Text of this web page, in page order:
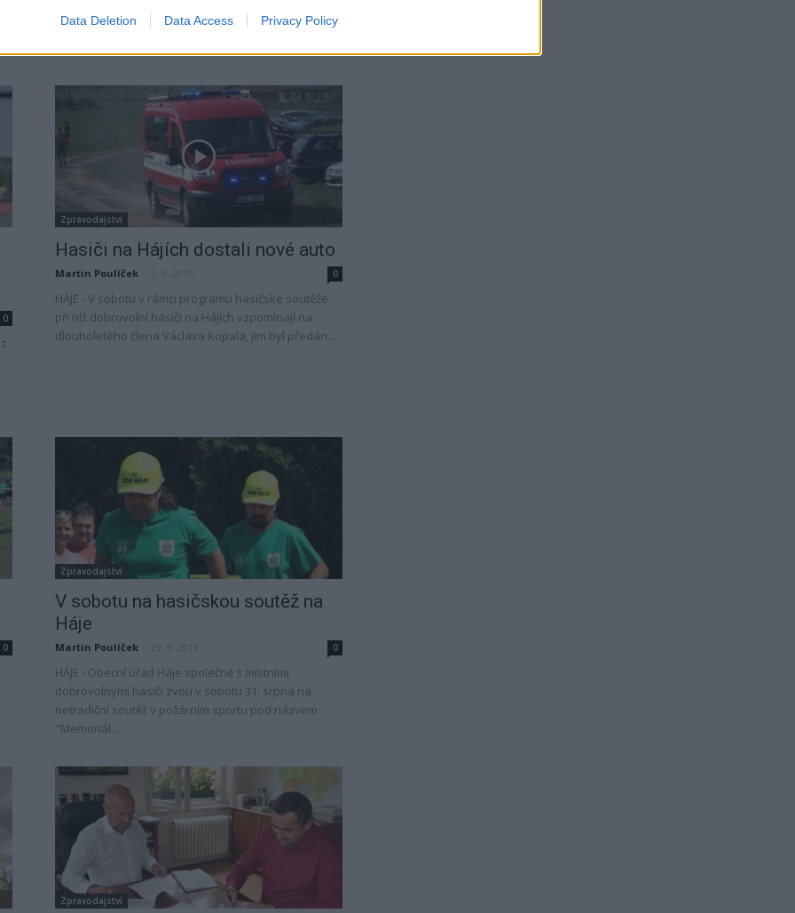
Data Deletion Data Access Privacy Policy
Balbínovy ulice, respektive silnice II/118. V souvislosti
s touto opravou bude silnice pro dopravu uzavřena.
0
Zpravodajství
Hasiči na Hájích dostali nové auto
Martin Poulíček 0
HÁJE - V sobotu v rámci programu hasičské soutěže
při níž dobrovolní hasiči na Hájích vzpomínají na
dlouholetého člena Václava Kopala, jim byl předán...
0
Zpravodajství
V sobotu na hasičskou soutěž na
Háje
Martin Poulíček 0
HÁJE - Obecní úřad Háje společně s místními
dobrovolnými hasiči zvou v sobotu 31. srpna na
netradiční soutěž v požárním sportu pod názvem
"Memoriál...
Zpravodajství